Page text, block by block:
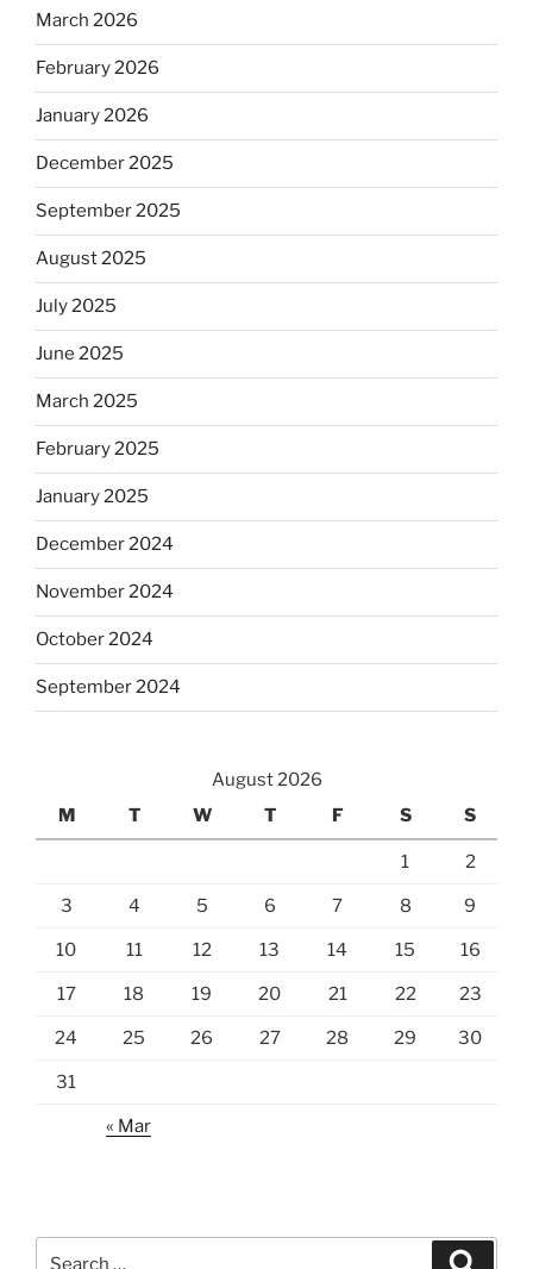
March 2026
February 2026
January 2026
December 2025
September 2025
August 2025
July 2025
June 2025
March 2025
February 2025
January 2025
December 2024
November 2024
October 2024
September 2024
August 2026
M
T W T F S S
1 2
3 4 5 6 7 8 9
10 11 12 13 14 15 16
17 18 19 20 21 22 23
24 25 26 27 28 29 30
31
« Mar